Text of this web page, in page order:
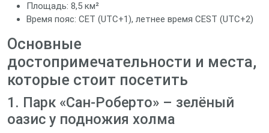
Площадь: 8,5 км²
Время пояc: CET (UTC+1), летнее время CEST (UTC+2)
Основные
достопримечательности и места,
которые стоит посетить
1. Парк «Сан‑Роберто» – зелёный
оазис у подножия холма